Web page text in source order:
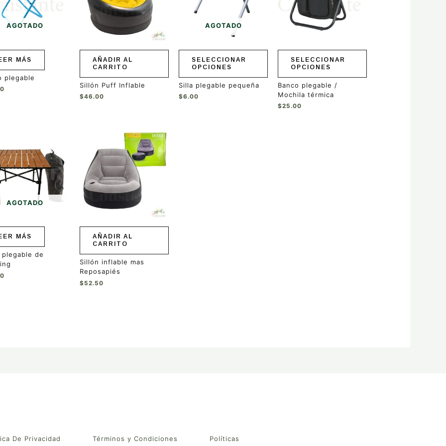
AGOTADO
MÁS
plegable
AÑADIR AL
CARRITO
Sillón Puff Inflable
$46.00
AGOTADO
SELECCIONAR
OPCIONES
opciones
en
página
de
producto
Silla plegable pequeña
$6.00
SELECCIONAR
OPCIONES
opciones
en
página
de
producto
Banco plegable /
Mochila térmica
$25.00
AGOTADO
MÁS
plegable de
AÑADIR AL
CARRITO
Sillón inflable mas
Reposapiés
$52.50
De Privacidad Términos y Condiciones Políticas